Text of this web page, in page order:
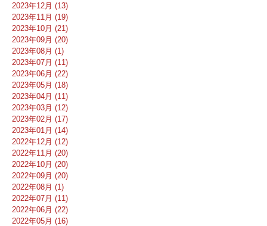
2023年12月 (13)
2023年11月 (19)
2023年10月 (21)
2023年09月 (20)
2023年08月 (1)
2023年07月 (11)
2023年06月 (22)
2023年05月 (18)
2023年04月 (11)
2023年03月 (12)
2023年02月 (17)
2023年01月 (14)
2022年12月 (12)
2022年11月 (20)
2022年10月 (20)
2022年09月 (20)
2022年08月 (1)
2022年07月 (11)
2022年06月 (22)
2022年05月 (16)